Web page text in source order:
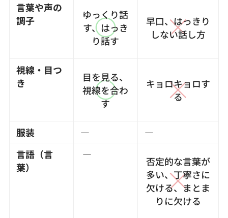
言葉や声の
調子
ゆっくり話
す、はっき
り話す
早口、はっきり
しない話し方
視線・目つ
き
目を見る、
視線を合わ
す
キョロキョロす
る
服装 ―
―
言語（言
葉）
―
否定的な言葉が
多い、丁寧さに
欠ける、まとま
りに欠ける